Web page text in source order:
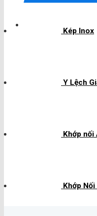
Kép Inox
Y Lệch
Khớp nối
Khớp